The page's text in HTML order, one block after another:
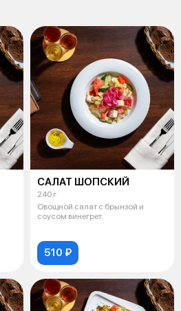
САЛАТ ШОПСКИЙ
240 г
Овощной салат с брынзой и
соусом винегрет.
510 ₽